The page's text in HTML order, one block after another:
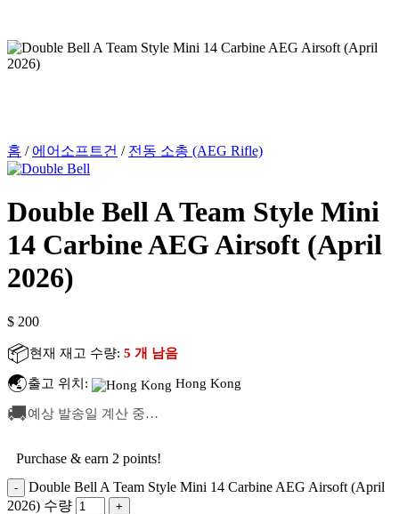
홈 / 에어소프트건 / 전동 소총 (AEG Rifle)
Double Bell A Team Style Mini
14 Carbine AEG Airsoft (April
2026)
$ 200
📦현재 재고 수량: 5 개 남음
🌏출고 위치: Hong Kong
🚚예상 발송일 계산 중…
Purchase & earn 2 points!
Double Bell A Team Style Mini 14 Carbine AEG Airsoft (April
2026) 수량